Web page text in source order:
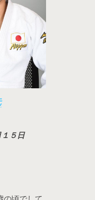
５日